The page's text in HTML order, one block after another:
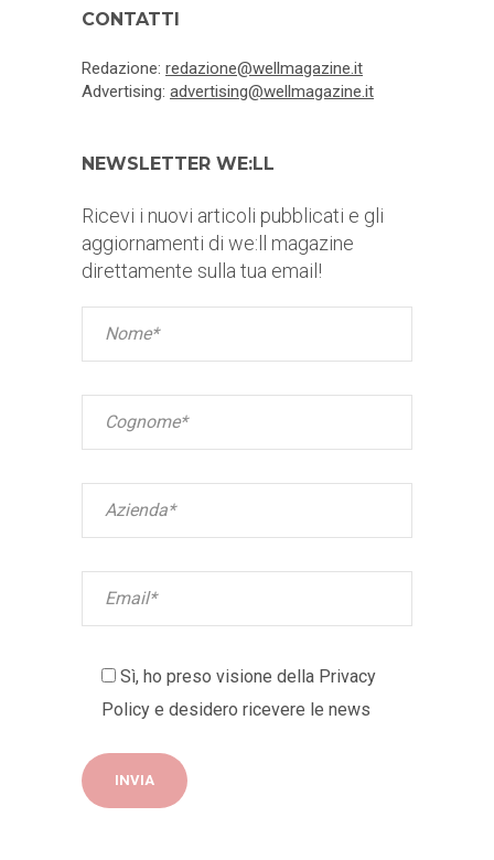
CONTATTI
Redazione: redazione@wellmagazine.it
Advertising: advertising@wellmagazine.it
NEWSLETTER WE:LL
Ricevi i nuovi articoli pubblicati e gli
aggiornamenti di we:ll magazine
direttamente sulla tua email!
Sì, ho preso visione della Privacy
Policy e desidero ricevere le news